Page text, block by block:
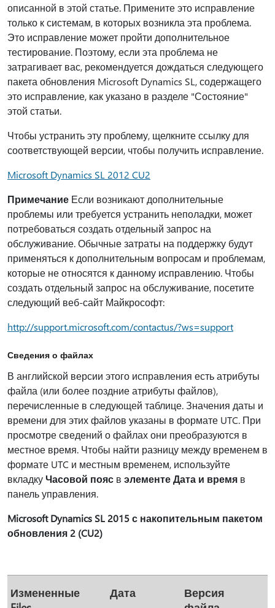
описанной в этой статье. Примените это исправление
только к системам, в которых возникла эта проблема.
Это исправление может пройти дополнительное
тестирование. Поэтому, если эта проблема не
затрагивает вас, рекомендуется дождаться следующего
пакета обновления Microsoft Dynamics SL, содержащего
это исправление, как указано в разделе "Состояние"
этой статьи.
Чтобы устранить эту проблему, щелкните ссылку для
соответствующей версии, чтобы получить исправление.
Microsoft Dynamics SL 2012 CU2
Примечание Если возникают дополнительные
проблемы или требуется устранить неполадки, может
потребоваться создать отдельный запрос на
обслуживание. Обычные затраты на поддержку будут
применяться к дополнительным вопросам и проблемам,
которые не относятся к данному исправлению. Чтобы
создать отдельный запрос на обслуживание, посетите
следующий веб-сайт Майкрософт:
http://support.microsoft.com/contactus/?ws=support
Сведения о файлах
В английской версии этого исправления есть атрибуты
файла (или более поздние атрибуты файлов),
перечисленные в следующей таблице. Значения даты и
времени для этих файлов указаны в формате UTC. При
просмотре сведений о файлах они преобразуются в
местное время. Чтобы найти разницу между временем в
формате UTC и местным временем, используйте
вкладкуЧасовой пояс в элементе Дата и время в
панель управления.
Microsoft Dynamics SL 2015 с накопительным пакетом
обновления 2 (CU2)
Измененные
Дата
Версия